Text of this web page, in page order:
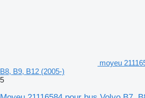
moyeu
B8, B9, B12 (2005-)
5